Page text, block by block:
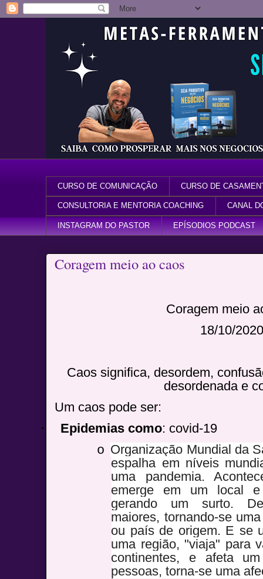
CURSO DE COMUNICAÇÃO CURSO DE
CONSULTORIA E MENTORIA COACHING CANAL
INSTAGRAM DO PASTOR EPÍSODIOS PODCAST
Coragem meio ao caos
Coragem meio
18/10/2020
Caos significa, desordem,
desordenada e
Um caos pode ser:
·
Epidemias como: covid-19
o Organização Mundial da
espalha em níveis
uma pandemia.
emerge em um local e
gerando um surto.
maiores, tornando-se
ou país de origem. E se
uma região, "viaja" para
continentes, e afeta
pessoas, torna-se uma